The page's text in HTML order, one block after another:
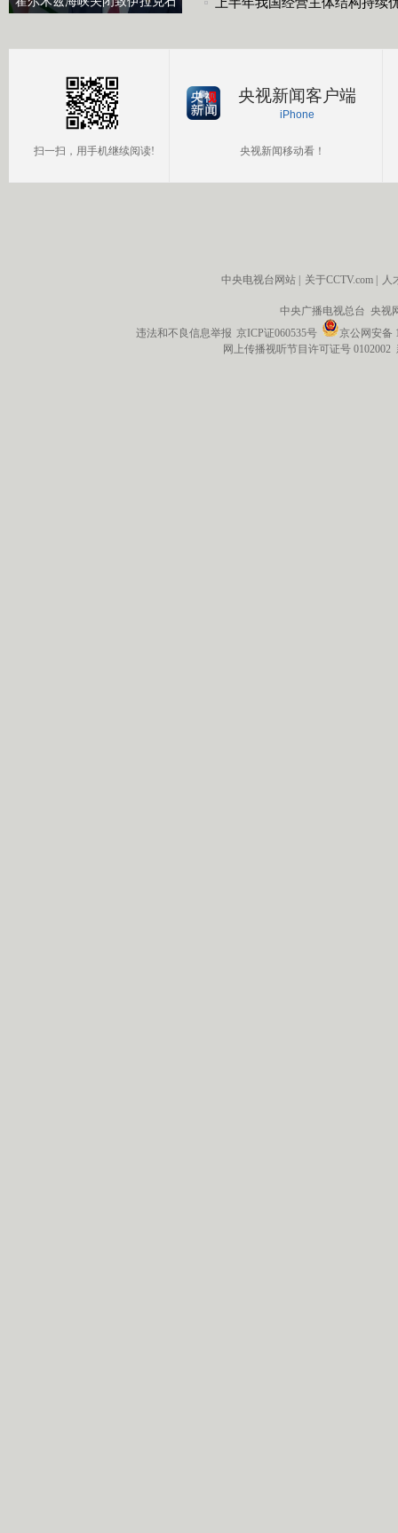
扫一扫，用手机继续阅读!
央视新闻客户端
iPhone
央视新闻移动看！
中央电视台网站 关于CCTV.com 人
中央广播电视总台 央视
违法和不良信息举报 京ICP证060535号
京公网安备
网上传播视听节目许可证号 0102002